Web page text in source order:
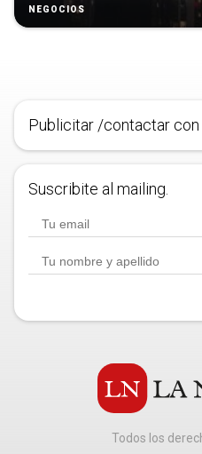
NEGOCIOS
Publicitar /contactar con
Suscribite al mailing.
Todos los